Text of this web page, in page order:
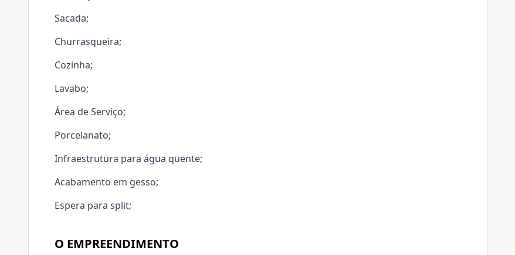
Sacada;
Churrasqueira;
Cozinha;
Lavabo;
Área de Serviço;
Porcelanato;
Infraestrutura para água quente;
Acabamento em gesso;
Espera para split;
O EMPREENDIMENTO